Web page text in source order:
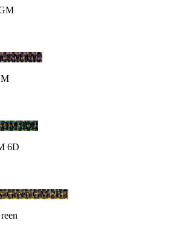
GM 4A
GM 6D
6D
Green GM 2B